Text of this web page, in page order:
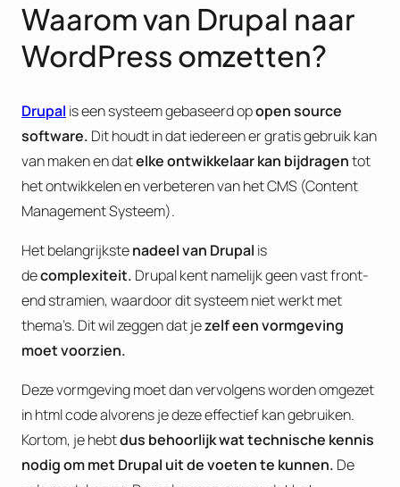
Waarom van Drupal naar
WordPress omzetten?
Drupal is een systeem gebaseerd opopen source
software. Dit houdt in dat iedereen er gratis gebruik kan
van maken en datelke ontwikkelaar kan bijdragentot
het ontwikkelen en verbeteren van het CMS (Content
Management Systeem).
Het belangrijkstenadeel van Drupal is
decomplexiteit. Drupal kent namelijk geen vast front-
end stramien, waardoor dit systeem niet werkt met
thema’s. Dit wil zeggen dat jezelf een vormgeving
moet voorzien.
Deze vormgeving moet dan vervolgens worden omgezet
in html code alvorens je deze effectief kan gebruiken.
Kortom, je hebtdus behoorlijk wat technische kennis
nodig om met Drupal uit de voeten te kunnen. De